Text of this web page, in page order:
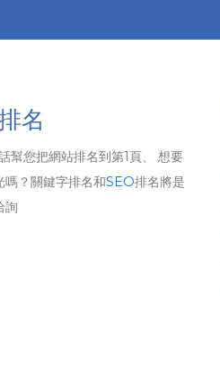
名
幫您把網站排名到第1頁、 想要
嗎？關鍵字排名和SEO排名將是
詢